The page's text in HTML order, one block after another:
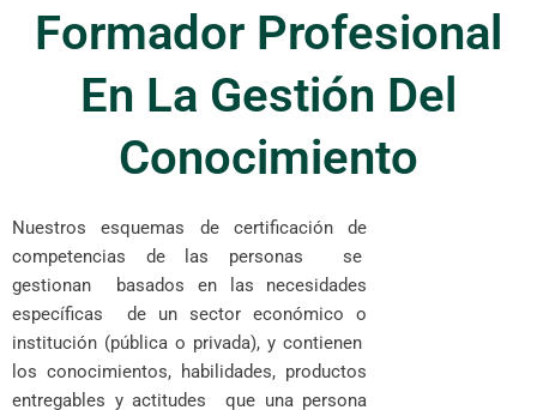
Formador Profesional
En La Gestión Del
Conocimiento
Nuestros esquemas de certificación de
competencias de las personas se
gestionan basados en las necesidades
específicas de un sector económico o
institución (pública o privada), y contienen
los conocimientos, habilidades, productos
entregables y actitudes que una persona